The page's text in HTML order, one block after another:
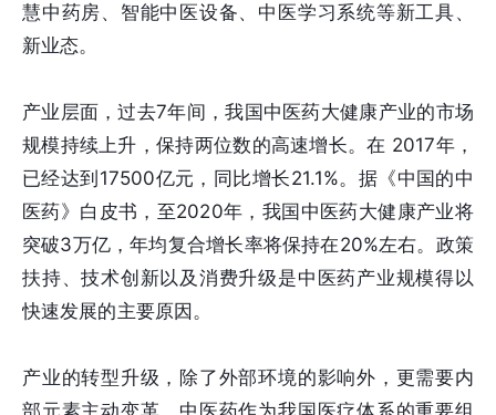
慧中药房、智能中医设备、中医学习系统等新工具、
新业态。
产业层面，过去7年间，我国中医药大健康产业的市场
规模持续上升，保持两位数的高速增长。在 2017年，
已经达到17500亿元，同比增长21.1%。据《中国的中
医药》白皮书，至2020年，我国中医药大健康产业将
突破3万亿，年均复合增长率将保持在20%左右。政策
扶持、技术创新以及消费升级是中医药产业规模得以
快速发展的主要原因。
产业的转型升级，除了外部环境的影响外，更需要内